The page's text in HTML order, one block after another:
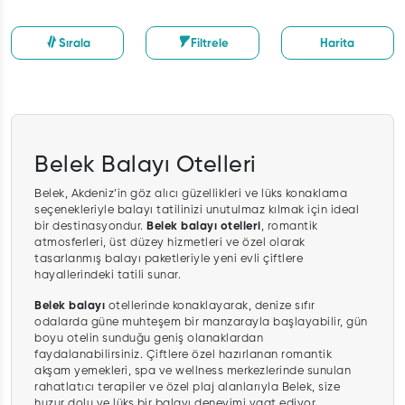
Sırala Filtrele Harita
Belek Balayı Otelleri
Belek, Akdeniz’in göz alıcı güzellikleri ve lüks konaklama
seçenekleriyle balayı tatilinizi unutulmaz kılmak için ideal
bir destinasyondur. Belek balayı otelleri, romantik
atmosferleri, üst düzey hizmetleri ve özel olarak
tasarlanmış balayı paketleriyle yeni evli çiftlere
hayallerindeki tatili sunar.
Belek balayı otellerinde konaklayarak, denize sıfır
odalarda güne muhteşem bir manzarayla başlayabilir, gün
boyu otelin sunduğu geniş olanaklardan
faydalanabilirsiniz. Çiftlere özel hazırlanan romantik
akşam yemekleri, spa ve wellness merkezlerinde sunulan
rahatlatıcı terapiler ve özel plaj alanlarıyla Belek, size